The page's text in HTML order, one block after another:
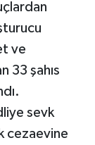
ve
33 şahıs
sevk
cezaevine